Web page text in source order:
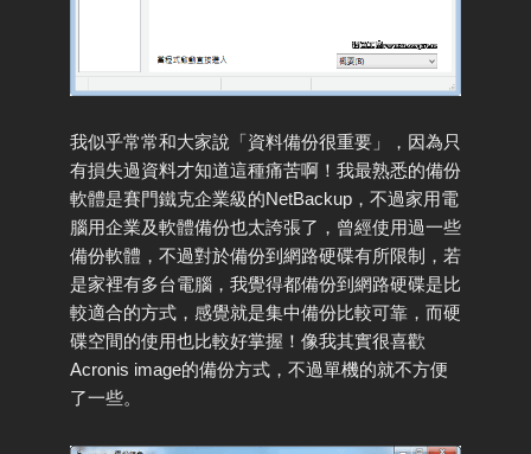
我似乎常常和大家說「資料備份很重要」，因為只
有損失過資料才知道這種痛苦啊！我最熟悉的備份
軟體是賽門鐵克企業級的NetBackup，不過家用電
腦用企業及軟體備份也太誇張了，曾經使用過一些
備份軟體，不過對於備份到網路硬碟有所限制，若
是家裡有多台電腦，我覺得都備份到網路硬碟是比
較適合的方式，感覺就是集中備份比較可靠，而硬
碟空間的使用也比較好掌握！像我其實很喜歡
Acronis image的備份方式，不過單機的就不方便
了一些。